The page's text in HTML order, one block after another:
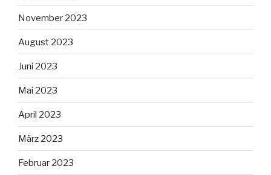
November 2023
August 2023
Juni 2023
Mai 2023
April 2023
März 2023
Februar 2023